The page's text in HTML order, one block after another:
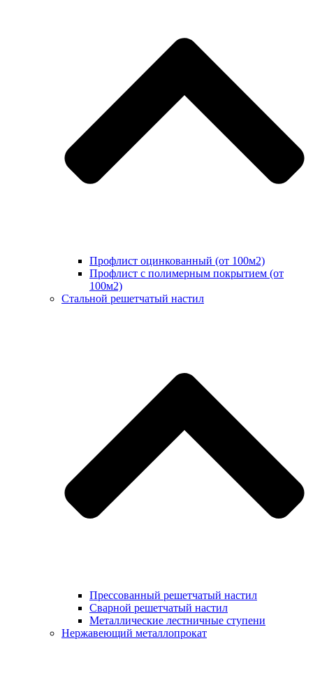
Профлист оцинкованный (от 100м2)
Профлист с полимерным покрытием (от
100м2)
Стальной решетчатый настил
Прессованный решетчатый настил
Сварной решетчатый настил
Металлические лестничные ступени
Нержавеющий металлопрокат